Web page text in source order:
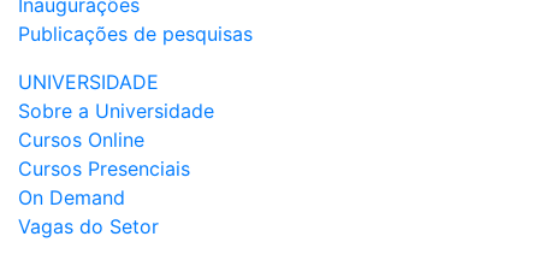
Inaugurações
Publicações de pesquisas
UNIVERSIDADE
Sobre a Universidade
Cursos Online
Cursos Presenciais
On Demand
Vagas do Setor